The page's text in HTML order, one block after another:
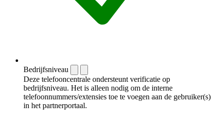
Bedrijfsniveau
Deze telefooncentrale ondersteunt verificatie op
bedrijfsniveau. Het is alleen nodig om de interne
telefoonnummers/extensies toe te voegen aan de gebruiker(s)
in het partnerportaal.